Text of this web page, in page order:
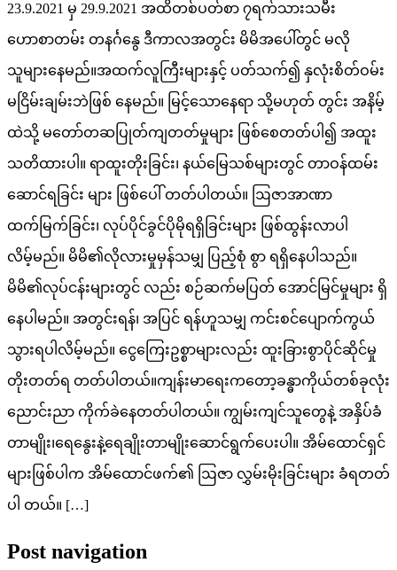
23.9.2021 မှ 29.9.2021 အထိတစ်ပတ်စာ ၇ရက်သားသမီး
ဟောစာတမ်း တနင်္ဂနွေ ဒီကာလအတွင်း မိမိအပေါ်တွင် မလို
သူများနေမည်။အထက်လူကြီးများနှင့် ပတ်သက်၍ နှလုံးစိတ်ဝမ်း
မငြိမ်းချမ်းဘဲဖြစ် နေမည်။ မြင့်သောနေရာ သို့မဟုတ် တွင်း အနိမ့်
ထဲသို့ မတော်တဆပြုတ်ကျတတ်မှုများ ဖြစ်စေတတ်ပါ၍ အထူး
သတိထားပါ။ ရာထူးတိုးခြင်း၊ နယ်မြေသစ်များတွင် တာဝန်ထမ်း
ဆောင်ရခြင်း များ ဖြစ်ပေါ် တတ်ပါတယ်။ ဩဇာအာဏာ
ထက်မြက်ခြင်း၊ လုပ်ပိုင်ခွင်ပိုမိုရရှိခြင်းများ ဖြစ်ထွန်းလာပါ
လိမ့်မည်။ မိမိ၏လိုလားမှုမှန်သမျှ ပြည့်စုံ စွာ ရရှိနေပါသည်။
မိမိ၏လုပ်ငန်းများတွင် လည်း စဉ်ဆက်မပြတ် အောင်မြင်မှုများ ရှိ
နေပါမည်။ အတွင်းရန်၊ အပြင် ရန်ဟူသမျှ ကင်းစင်ပျောက်ကွယ်
သွားရပါလိမ့်မည်။ ငွေကြေးဥစ္စာများလည်း ထူးခြားစွာပိုင်ဆိုင်မှု
တိုးတတ်ရ တတ်ပါတယ်။ကျန်းမာရေးကတော့ခန္ဓာကိုယ်တစ်ခုလုံး
ညောင်းညာ ကိုက်ခဲနေတတ်ပါတယ်။ ကျွမ်းကျင်သူတွေနဲ့ အနှိပ်ခံ
တာမျိုး၊ရေနွေးနဲ့ရေချိုးတာမျိုးဆောင်ရွက်ပေးပါ။ အိမ်ထောင်ရှင်
များဖြစ်ပါက အိမ်ထောင်ဖက်၏ ဩဇာ လွှမ်းမိုးခြင်းများ ခံရတတ်
ပါ တယ်။ […]
Post navigation